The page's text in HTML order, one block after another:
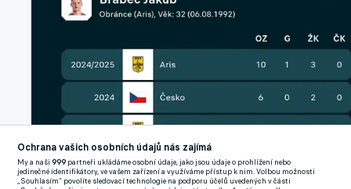
Ochrana vašich osobních údajů nás zajímá
My a naši999 partneři ukládáme osobní údaje, jako jsou údaje o prohlížení nebo
jedinečné identifikátory, ve vašem zařízení a využíváme přístup k nim. Volbou možnosti
„Souhlasím“ povolíte sledovací technologie na podporu účelů uvedených v části